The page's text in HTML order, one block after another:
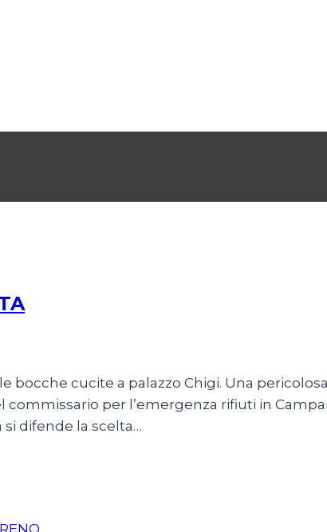
bocche cucite a palazzo Chigi. Una
commissario per l’emergenza rifiuti in
si difende la scelta…